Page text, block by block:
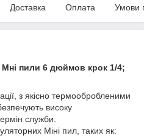
Доставка Оплата Умови
пили 6 дюймов крок 1/4;
з якісно термообробленими
високу
служби.
Міні пил, таких як: